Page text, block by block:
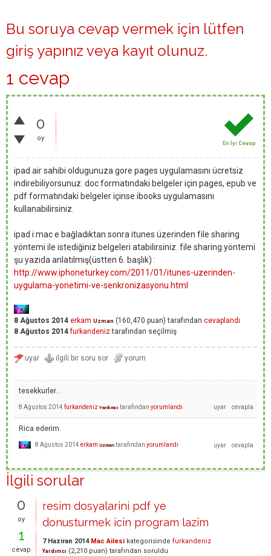
Bu soruya cevap vermek için lütfen
giriş yapınız veya kayıt olunuz.
1 cevap
0
oy
En İyi Cevap
ipad air sahibi oldugunuza gore pages uygulamasını ücretsiz
indirebiliyorsunuz. doc formatındaki belgeler için pages, epub ve
pdf formatındaki belgeler içinse ibooks uygulamasını
kullanabilirsiniz.
ipad i mac e bağladıktan sonra itunes üzerinden file sharing
yöntemi ile istediğiniz belgeleri atabilirsiniz. file sharing yöntemi
şu yazıda anlatılmış(üstten 6. başlık) :
http://www.iphoneturkey.com/2011/01/itunes-uzerinden-
uygulama-yonetimi-ve-senkronizasyonu.html
8 Ağustos 2014 erkam Uzman (160,470 puan) tarafından cevaplandı
8 Ağustos 2014 furkandeniz tarafından seçilmiş
tesekkurler...
8 Ağustos 2014 furkandeniz Yardımcı tarafından yorumlandı
Rica ederim.
8 Ağustos 2014 erkam Uzman tarafından yorumlandı
İlgili sorular
0
oy
1
cevap
resim dosyalarini pdf ye
donusturmek icin program lazim
7 Haziran 2014 Mac Ailesi kategorisinde furkandeniz
Yardımcı (2,210 puan) tarafından soruldu